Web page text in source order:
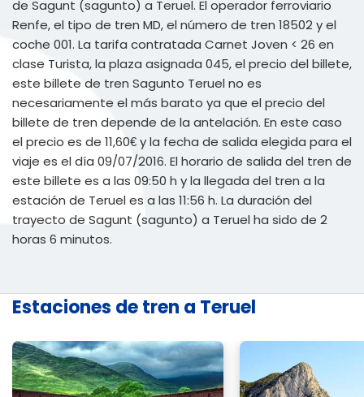
de Sagunt (sagunto) a Teruel. El operador ferroviario
Renfe, el tipo de tren MD, el número de tren 18502 y el
coche 001. La tarifa contratada Carnet Joven < 26 en
clase Turista, la plaza asignada 045, el precio del billete,
este billete de tren Sagunto Teruel no es
necesariamente el más barato ya que el precio del
billete de tren depende de la antelación. En este caso
el precio es de 11,60€ y la fecha de salida elegida para el
viaje es el día 09/07/2016. El horario de salida del tren de
este billete es a las 09:50 h y la llegada del tren a la
estación de Teruel es a las 11:56 h. La duración del
trayecto de Sagunt (sagunto) a Teruel ha sido de 2
horas 6 minutos.
Estaciones de tren a Teruel